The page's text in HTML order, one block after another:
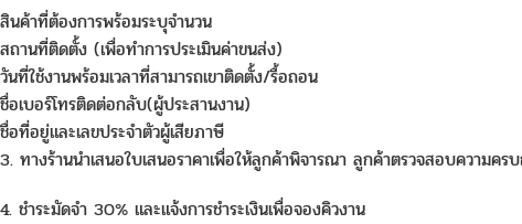
สินค้าที่ต้องการพร้อมระบุจำนวน
สถานที่ติดตั้ง (เพื่อทำการประเมินค่าขนส่ง)
วันที่ใช้งานพร้อมเวลาที่สามารถเขาติดตั้ง/รื้อถอน
ชื่อเบอร์โทรติดต่อกลับ(ผู้ประสานงาน)
ชื่อที่อยู่และเลขประจำตัวผู้เสียภาษี
3. ทางร้านนำเสนอใบเสนอราคาเพื่อให้ลูกค้าพิจารณา ลูกค้าตรวจสอบความค
4. ชำระมัดจำ 30% และแจ้งการชำระเงินเพื่อจองคิวงาน